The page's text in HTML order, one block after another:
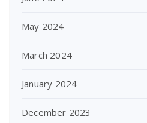
May 2024
March 2024
January 2024
December 2023